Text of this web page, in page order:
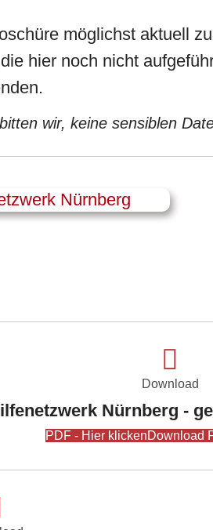
möglichst aktuell
hier noch nicht
wir, keine sensiblen
Download
Nürnberg -
PDF - Hier klickenDownload